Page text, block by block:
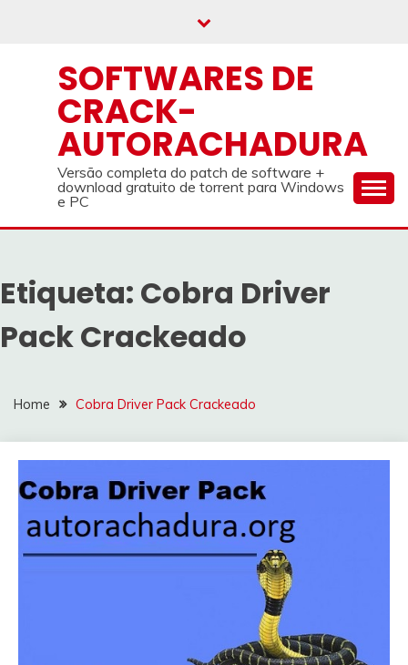
SOFTWARES DE
CRACK-
AUTORACHADURA
Versão completa do patch de software +
download gratuito de torrent para Windows
e PC
Etiqueta: Cobra Driver
Pack Crackeado
Home Cobra Driver Pack Crackeado